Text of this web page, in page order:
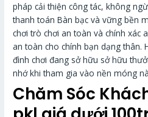
pháp cải thiện công tác, không
thanh toán Bàn bạc và vững bền
chơi trò chơi an toàn và chính xác
an toàn cho chính bạn dạng thân.
đình chơi đang sở hữu sở hữu
nhớ khi tham gia vào nền móng
Chăm Sóc